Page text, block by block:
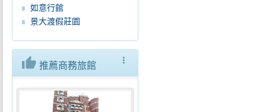
如意行館
景大渡假莊園
more_vert
thumb_up 推薦商務旅館